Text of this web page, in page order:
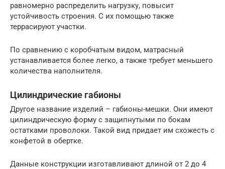
равномерно распределить нагрузку, повысит
устойчивость строения. С их помощью также
террасируют участки.
По сравнению с коробчатым видом, матрасный
устанавливается более легко, а также требует меньшего
количества наполнителя.
Цилиндрические габионы
Другое название изделий – габионы-мешки. Они имеют
цилиндрическую форму с защипнутыми по бокам
остатками проволоки. Такой вид придает им схожесть с
конфетой в обертке.
Данные конструкции изготавливают длиной от 2 до 4